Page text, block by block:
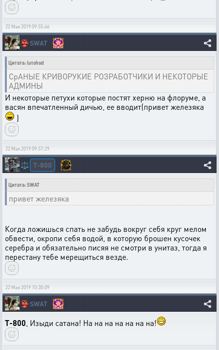
22 Мая 2019 09:55:46
👺SWAT
Цитата: lutohod
СрАНЫЕ КРИВОРУКИЕ РОЗРАБОТЧИКИ И НЕКОТОРЫЕ
АДМИНЫ
И некоторые петухи которые постят херню на флоруме, а
васян впечатленный дичью, ее вводит(привет железяка
)
22 Мая 2019 09:57:29
⚖️ T-800
Цитата: SWAT
привет железяка
Когда ложишься спать не забудь вокруг себя круг мелом
обвести, окропи себя водой, в которую брошен кусочек
серебра и обязательно писяя не смотри в унитаз, тогда я
перестану тебе мерещиться везде.
22 Мая 2019 10:30:09
👺SWAT
T-800 , Изыди сатана! На на на на на на на!